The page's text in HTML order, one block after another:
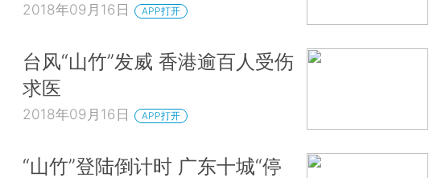
2018年09月16日 APP打开
台风“山竹”发威 香港逾百人受伤
求医
2018年09月16日 APP打开
“山竹”登陆倒计时 广东十城“停